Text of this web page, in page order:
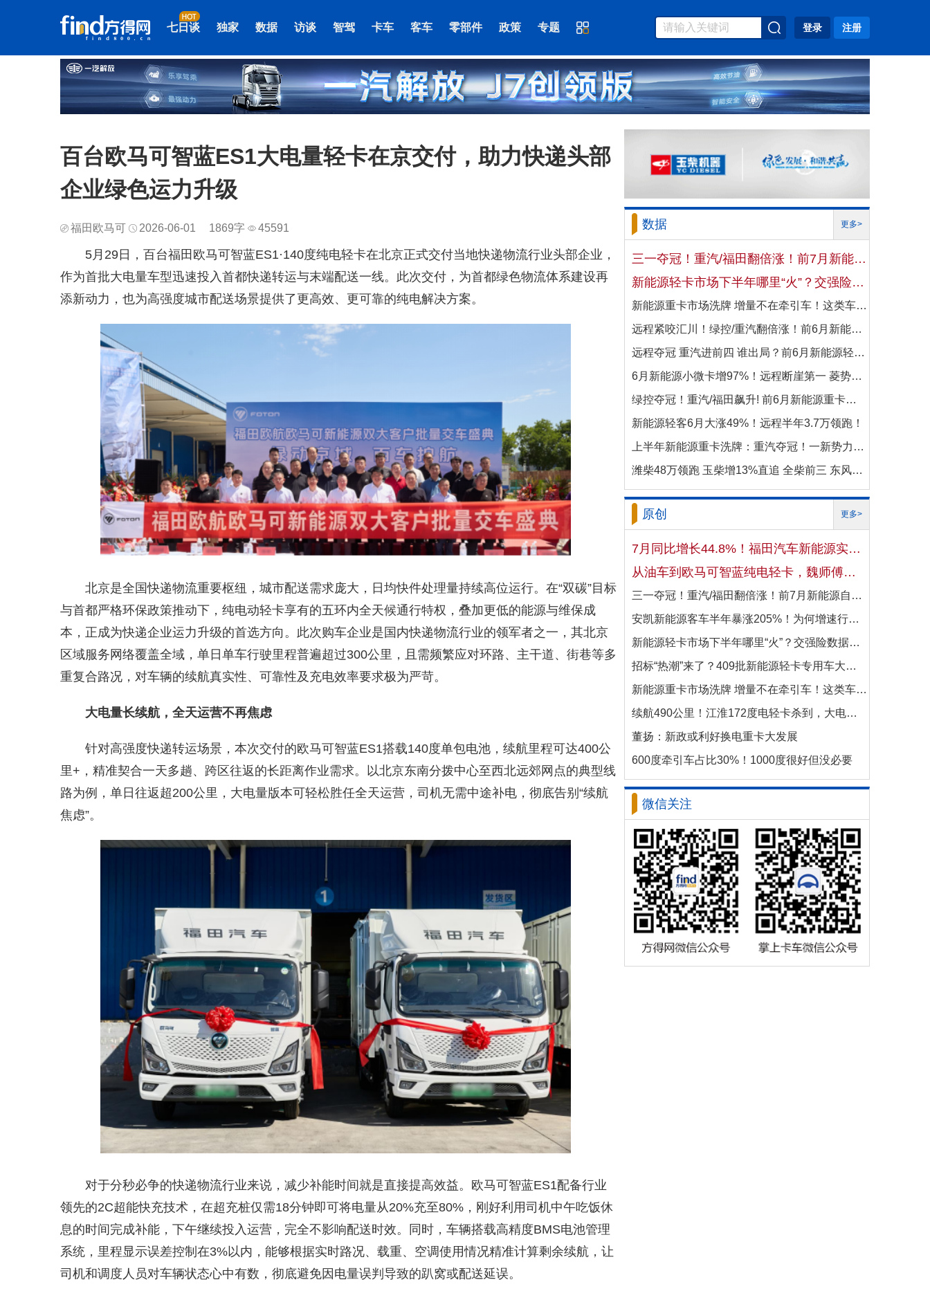
七日谈 独家 数据 访谈 智驾 卡车 客车 零部件 政策 专题 登录 注册
百台欧马可智蓝ES1大电量轻卡在京交付，助力快递头部
企业绿色运力升级
福田欧马可 2026-06-01 1869字 45591
5月29日，百台福田欧马可智蓝ES1·140度纯电轻卡在北京正式交付当地快递物流行业头部企业，
作为首批大电量车型迅速投入首都快递转运与末端配送一线。此次交付，为首都绿色物流体系建设再
添新动力，也为高强度城市配送场景提供了更高效、更可靠的纯电解决方案。
北京是全国快递物流重要枢纽，城市配送需求庞大，日均快件处理量持续高位运行。在“双碳”目标
与首都严格环保政策推动下，纯电动轻卡享有的五环内全天候通行特权，叠加更低的能源与维保成
本，正成为快递企业运力升级的首选方向。此次购车企业是国内快递物流行业的领军者之一，其北京
区域服务网络覆盖全域，单日单车行驶里程普遍超过300公里，且需频繁应对环路、主干道、街巷等多
重复合路况，对车辆的续航真实性、可靠性及充电效率要求极为严苛。
大电量长续航，全天运营不再焦虑
针对高强度快递转运场景，本次交付的欧马可智蓝ES1搭载140度单包电池，续航里程可达400公
里+，精准契合一天多趟、跨区往返的长距离作业需求。以北京东南分拨中心至西北远郊网点的典型线
路为例，单日往返超200公里，大电量版本可轻松胜任全天运营，司机无需中途补电，彻底告别“续航
焦虑”。
对于分秒必争的快递物流行业来说，减少补能时间就是直接提高效益。欧马可智蓝ES1配备行业
领先的2C超能快充技术，在超充桩仅需18分钟即可将电量从20%充至80%，刚好利用司机中午吃饭休
息的时间完成补能，下午继续投入运营，完全不影响配送时效。同时，车辆搭载高精度BMS电池管理
系统，里程显示误差控制在3%以内，能够根据实时路况、载重、空调使用情况精准计算剩余续航，让
司机和调度人员对车辆状态心中有数，彻底避免因电量误判导致的趴窝或配送延误。
数据 更多>
三一夺冠！重汽/福田翻倍涨！前7月新能源自卸车大增106%！
新能源轻卡市场下半年哪里“火”？交强险数据揭秘机会
新能源重卡市场洗牌 增量不在牵引车！这类车增速破100%
远程紧咬汇川！绿控/重汽翻倍涨！前6月新能源商用车电机十强生变！
远程夺冠 重汽进前四 谁出局？前6月新能源轻卡电机十强洗牌！
6月新能源小微卡增97%！远程断崖第一 菱势暴涨337%进前三 比亚迪杀进前七
绿控夺冠！重汽/福田飙升! 前6月新能源重卡电机十强变阵！
新能源轻客6月大涨49%！远程半年3.7万领跑！
上半年新能源重卡洗牌：重汽夺冠！一新势力千倍暴涨！
潍柴48万领跑 玉柴增13%直追 全柴前三 东风康明斯进前六 上半年柴油机增10.7
原创 更多>
7月同比增长44.8%！福田汽车新能源实现国内出口双向开花
从油车到欧马可智蓝纯电轻卡，魏师傅的医药配送日子越过越省心
三一夺冠！重汽/福田翻倍涨！前7月新能源自卸车大增106%！
安凯新能源客车半年暴涨205%！为何增速行业第一？
新能源轻卡市场下半年哪里“火”？交强险数据揭秘机会
招标“热潮”来了？409批新能源轻卡专用车大批量上新！
新能源重卡市场洗牌 增量不在牵引车！这类车增速破100%
续航490公里！江淮172度电轻卡杀到，大电量时代来了？
董扬：新政或利好换电重卡大发展
600度牵引车占比30%！1000度很好但没必要
微信关注